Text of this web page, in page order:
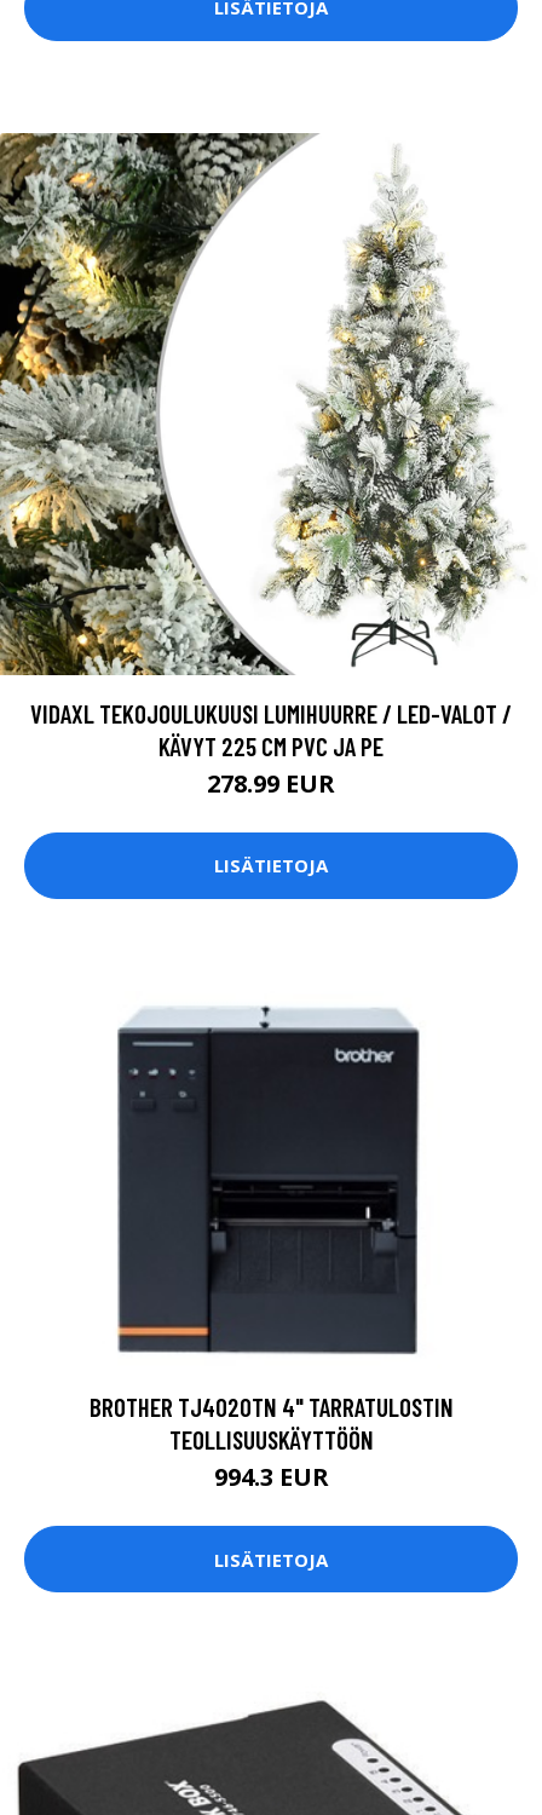
LISÄTIETOJA
VIDAXL TEKOJOULUKUUSI LUMIHUURRE / LED-VALOT /
KÄVYT 225 CM PVC JA PE
278.99 EUR
LISÄTIETOJA
BROTHER TJ4020TN 4" TARRATULOSTIN
TEOLLISUUSKÄYTTÖÖN
994.3 EUR
LISÄTIETOJA